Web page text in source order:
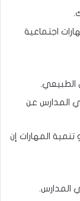
اجتماعية
الطبيعي.
المدارس عن
المهارات إن
المدارس.